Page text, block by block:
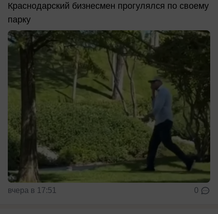
Краснодарский бизнесмен прогулялся по своему
парку
вчера в 17:51 0